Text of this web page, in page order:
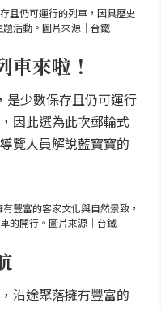
且仍可運行的列車，因具歷史
活動。圖片來源｜台鐵
車來啦！
是少數保存且仍可運行
因此選為此次郵輪式
覽人員解說藍寶寶的
豐富的客家文化與自然景致，
的開行。圖片來源｜台鐵
沿途聚落擁有豐富的